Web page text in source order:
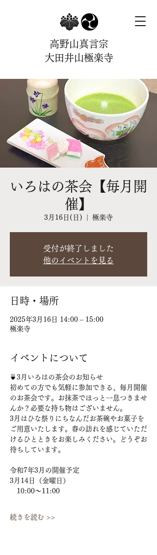
高野山真言宗
大田井山極楽寺
いろはの茶会【毎月開
催】
3月16日(日) 極楽寺
受付が終了しました
他のイベントを見る
日時・場所
2025年3月16日 14:00 – 15:00
極楽寺
イベントについて
🍵3月いろはの茶会のお知らせ
初めての方でも気軽に参加できる、毎月開催
のお茶会です。お抹茶でほっと一息つきませ
んか？必要な持ち物はございません。
3月はひな祭りにちなんだお茶碗やお菓子を
ご用意いたします。春の訪れを感じていただ
けるひとときをお楽しみください。どうぞお
待ちしています。
令和7年3月の開催予定
3月14日（金曜日）
10:00～11:00
続きを読む >>